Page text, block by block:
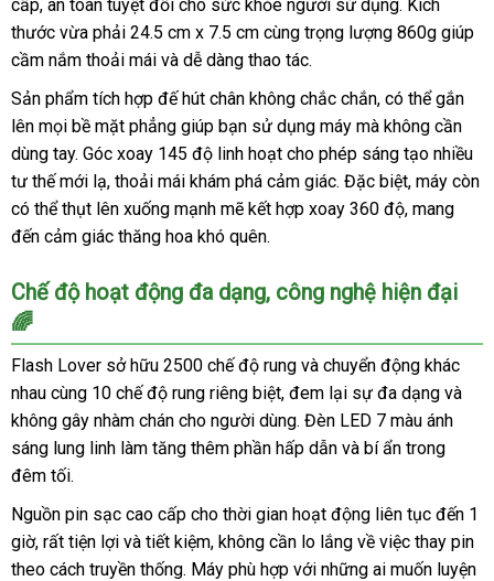
cấp, an toàn tuyệt đối cho sức khỏe người sử dụng. Kích
thước vừa phải 24.5 cm x 7.5 cm cùng trọng lượng 860g giúp
cầm nắm thoải mái và dễ dàng thao tác.
Sản phẩm tích hợp đế hút chân không chắc chắn, có thể gắn
lên mọi bề mặt phẳng giúp bạn sử dụng máy mà không cần
dùng tay. Góc xoay 145 độ linh hoạt cho phép sáng tạo nhiều
tư thế mới lạ, thoải mái khám phá cảm giác. Đặc biệt, máy còn
có thể thụt lên xuống mạnh mẽ kết hợp xoay 360 độ, mang
đến cảm giác thăng hoa khó quên.
Chế độ hoạt động đa dạng, công nghệ hiện đại
🌈
Flash Lover sở hữu 2500 chế độ rung và chuyển động khác
nhau cùng 10 chế độ rung riêng biệt, đem lại sự đa dạng và
không gây nhàm chán cho người dùng. Đèn LED 7 màu ánh
sáng lung linh làm tăng thêm phần hấp dẫn và bí ẩn trong
đêm tối.
Nguồn pin sạc cao cấp cho thời gian hoạt động liên tục đến 1
giờ, rất tiện lợi và tiết kiệm, không cần lo lắng về việc thay pin
theo cách truyền thống. Máy phù hợp với những ai muốn luyện